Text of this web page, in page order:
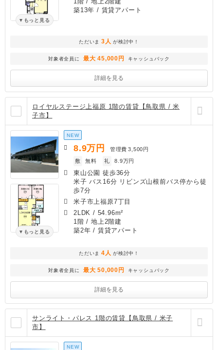
もっと見る
築13年 / 賃貸アパート
ただいま 3人 が検討中！
対象者全員に 最大 45,000円 キャッシュバック
詳細を見る
ロイヤルステージ上福原 1階の賃貸【鳥取県 / 米
子市】
もっと見る
NEW
8.9万円 管理費 3,500円
敷
無料 礼 8.9万円
東山公園 徒歩36分
米子 バス16分 リビンズ山根前バス停から徒
歩7分
米子市上福原7丁目
2LDK / 54.96m²
1階 / 地上2階建
築2年 / 賃貸アパート
ただいま 4人 が検討中！
対象者全員に 最大 50,000円 キャッシュバック
詳細を見る
サンライト・パレス 1階の賃貸【鳥取県 / 米子
市】
NEW